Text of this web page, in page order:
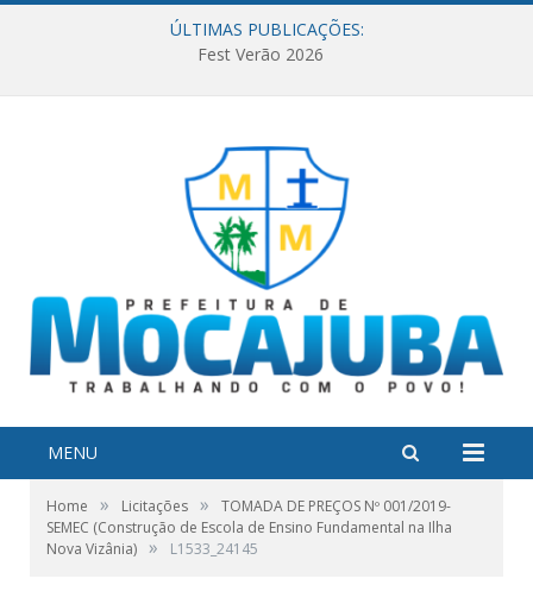
ÚLTIMAS PUBLICAÇÕES:
Fest Verão 2026
MENU
Home » Licitações »
TOMADA DE PREÇOS Nº 001/2019-
SEMEC (Construção de Escola de Ensino Fundamental na Ilha
Nova Vizânia) » L1533_24145